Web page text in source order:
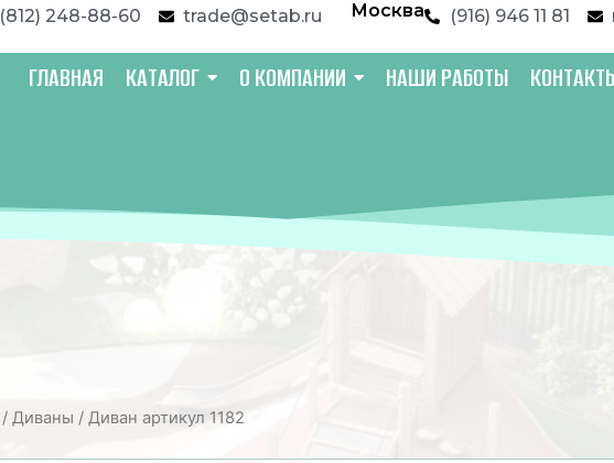
(812) 248-88-60 trade@setab.ru Москва (916) 946 11 81
ГЛАВНАЯ КАТАЛОГ О КОМПАНИИ НАШИ РАБОТЫ
/Диваны / Диван артикул 1182